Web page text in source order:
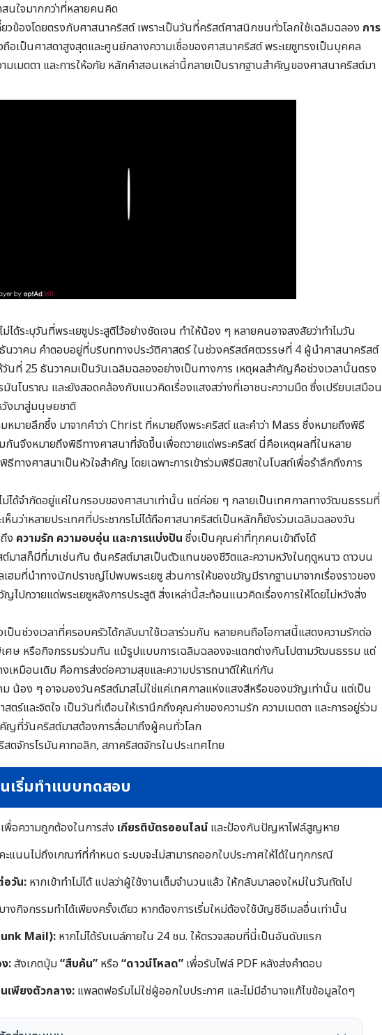
สนใจมากกว่าที่หลายคนคิด
วข้องโดยตรงกับศาสนาคริสต์ เพราะเป็นวันที่คริสต์ศาสนิกชนทั่วโลกใช้เฉลิมฉลอง การ
ถือเป็นศาสดาสูงสุดและศูนย์กลางความเชื่อของศาสนาคริสต์ พระเยซูทรงเป็นบุคคล
เมตตา และการให้อภัย หลักคำสอนเหล่านี้กลายเป็นรากฐานสำคัญของศาสนาคริสต์มา
ได้ระบุวันที่พระเยซูประสูติไว้อย่างชัดเจน ทำให้น้อง ๆ หลายคนอาจสงสัยว่าทำไมวัน
วาคม คำตอบอยู่ที่บริบททางประวัติศาสตร์ ในช่วงคริสต์ศตวรรษที่ 4 ผู้นำศาสนาคริสต์
วันที่ 25 ธันวาคมเป็นวันเฉลิมฉลองอย่างเป็นทางการ เหตุผลสำคัญคือช่วงเวลานั้นตรง
มันโบราณ และยังสอดคล้องกับแนวคิดเรื่องแสงสว่างที่เอาชนะความมืด ซึ่งเปรียบเสมือน
วังมาสู่มนุษยชาติ
หมายลึกซึ้ง มาจากคำว่า Christ ที่หมายถึงพระคริสต์ และคำว่า Mass ซึ่งหมายถึงพิธี
กันจึงหมายถึงพิธีทางศาสนาที่จัดขึ้นเพื่อถวายแด่พระคริสต์ นี่คือเหตุผลที่ในหลาย
ทางศาสนาเป็นหัวใจสำคัญ โดยเฉพาะการเข้าร่วมพิธีมิสซาในโบสถ์เพื่อรำลึกถึงการ
ม่ได้จำกัดอยู่แค่ในกรอบของศาสนาเท่านั้น แต่ค่อย ๆ กลายเป็นเทศกาลทางวัฒนธรรมที่
ห็นว่าหลายประเทศที่ประชากรไม่ได้ถือศาสนาคริสต์เป็นหลักก็ยังร่วมเฉลิมฉลองวัน
ง ความรัก ความอบอุ่น และการแบ่งปัน ซึ่งเป็นคุณค่าที่ทุกคนเข้าถึงได้
สก็มีที่มาเช่นกัน ต้นคริสต์มาสเป็นตัวแทนของชีวิตและความหวังในฤดูหนาว ดาวบน
ฮมที่นำทางนักปราชญ์ไปพบพระเยซู ส่วนการให้ของขวัญมีรากฐานมาจากเรื่องราวของ
ปถวายแด่พระเยซูหลังการประสูติ สิ่งเหล่านี้สะท้อนแนวคิดเรื่องการให้โดยไม่หวังสิ่ง
นช่วงเวลาที่ครอบครัวได้กลับมาใช้เวลาร่วมกัน หลายคนถือโอกาสนี้แสดงความรักต่อ
ศษ หรือกิจกรรมร่วมกัน แม้รูปแบบการเฉลิมฉลองจะแตกต่างกันไปตามวัฒนธรรม แต่
หมือนเดิม คือการส่งต่อความสุขและความปรารถนาดีให้แก่กัน
น้อง ๆ อาจมองวันคริสต์มาสไม่ใช่แค่เทศกาลแห่งแสงสีหรือของขวัญเท่านั้น แต่เป็น
ตร์และจิตใจ เป็นวันที่เตือนให้เรานึกถึงคุณค่าของความรัก ความเมตตา และการอยู่ร่วม
คัญที่วันคริสต์มาสต้องการสื่อมาถึงผู้คนทั่วโลก
ตจักรโรมันคาทอลิก, สภาคริสตจักรในประเทศไทย
เริ่มทำแบบทดสอบ
เพื่อความถูกต้องในการส่ง เกียรติบัตรออนไลน์ และป้องกันปัญหาไฟล์สูญหาย
ะแนนไม่ถึงเกณฑ์ที่กำหนด ระบบจะไม่สามารถออกใบประกาศให้ได้ในทุกกรณี
อวัน: หากเข้าทำไม่ได้ แปลว่าผู้ใช้งานเต็มจำนวนแล้ว ให้กลับมาลองใหม่ในวันถัดไป
บางกิจกรรมทำได้เพียงครั้งเดียว หากต้องการเริ่มใหม่ต้องใช้บัญชีอีเมลอื่นเท่านั้น
Mail): หากไม่ได้รับเมล์ภายใน 24 ชม. ให้ตรวจสอบที่นี่เป็นอันดับแรก
:สังเกตปุ่ม“สืบค้น” หรือ “ดาวน์โหลด” เพื่อรับไฟล์ PDF หลังส่งคำตอบ
เพียงตัวกลาง: แพลตฟอร์มไม่ใช่ผู้ออกใบประกาศ และไม่มีอำนาจแก้ไขข้อมูลใดๆ